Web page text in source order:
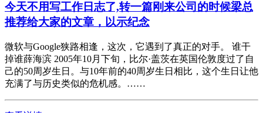
今天不用写工作日志了,转一篇刚来公司的时候梁总
推荐给大家的文章，以示纪念
微软与Google狭路相逢，这次，它遇到了真正的对手。 谁干
掉谁薛海滨 2005年10月下旬，比尔·盖茨在英国伦敦度过了自
己的50周岁生日。与10年前的40周岁生日相比，这个生日让他
充满了与历史类似的危机感。……